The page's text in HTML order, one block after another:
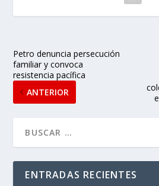
Petro denuncia persecución
familiar y convoca
resistencia pacífica
ANTERIOR
ENTRADAS RECIENTES